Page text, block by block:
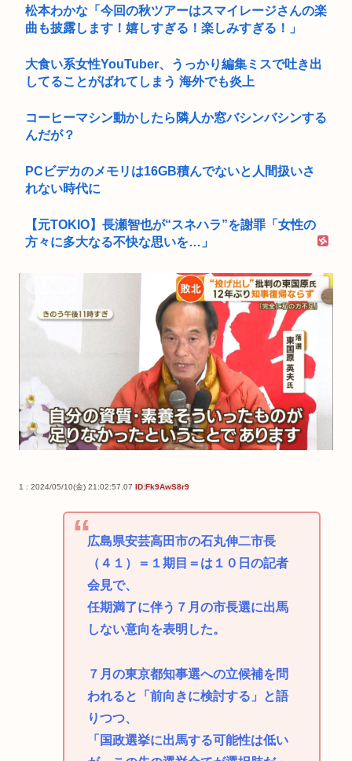
松本わかな「今回の秋ツアーはスマイレージさんの楽
曲も披露します！嬉しすぎる！楽しみすぎる！」
大食い系女性YouTuber、うっかり編集ミスで吐き出
してることがばれてしまう 海外でも炎上
コーヒーマシン動かしたら隣人か窓バシンバシンする
んだが？
PCビデカのメモリは16GB積んでないと人間扱いさ
れない時代に
【元TOKIO】長瀬智也が“スネハラ”を謝罪「女性の
方々に多大なる不快な思いを…」
1 : 2024/05/10(金) 21:02:57.07 ID:Fk9AwS8r9
広島県安芸高田市の石丸伸二市長
（４１）＝１期目＝は１０日の記者
会見で、
任期満了に伴う７月の市長選に出馬
しない意向を表明した。
７月の東京都知事選への立候補を問
われると「前向きに検討する」と語
りつつ、
「国政選挙に出馬する可能性は低い